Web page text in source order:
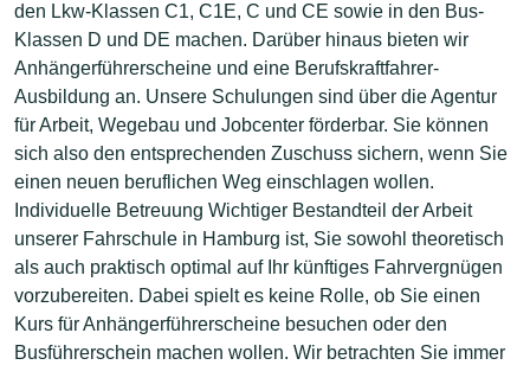
den Lkw-Klassen C1, C1E, C und CE sowie in den Bus-
Klassen D und DE machen. Darüber hinaus bieten wir
Anhängerführerscheine und eine Berufskraftfahrer-
Ausbildung an. Unsere Schulungen sind über die Agentur
für Arbeit, Wegebau und Jobcenter förderbar. Sie können
sich also den entsprechenden Zuschuss sichern, wenn Sie
einen neuen beruflichen Weg einschlagen wollen.
Individuelle Betreuung Wichtiger Bestandteil der Arbeit
unserer Fahrschule in Hamburg ist, Sie sowohl theoretisch
als auch praktisch optimal auf Ihr künftiges Fahrvergnügen
vorzubereiten. Dabei spielt es keine Rolle, ob Sie einen
Kurs für Anhängerführerscheine besuchen oder den
Busführerschein machen wollen. Wir betrachten Sie immer